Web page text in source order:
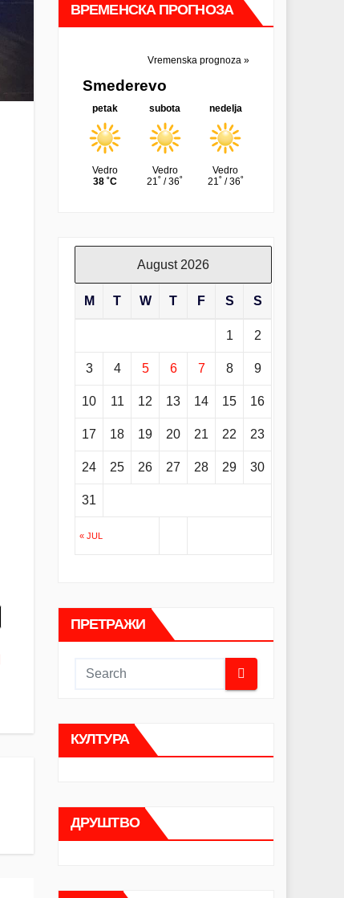
ВРЕМЕНСКА ПРОГНОЗА
August 2026
M T W T F S S
« JUL
1 2
3 4 5 6 7 8 9
10 11 12 13 14 15 16
17 18 19 20 21 22 23
24 25 26 27 28 29 30
31
ПРЕТРАЖИ
КУЛТУРА
ДРУШТВО